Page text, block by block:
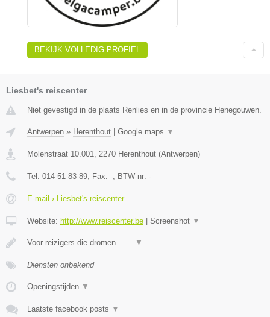
BEKIJK VOLLEDIG PROFIEL
Liesbet's reiscenter
Niet gevestigd in de plaats Renlies en in de provincie Henegouwen.
Antwerpen » Herenthout Google maps ▼
Molenstraat 10.001, 2270 Herenthout (Antwerpen)
Tel: 014 51 83 89, Fax: -, BTW-nr: -
E-mail › Liesbet's reiscenter
Website: http://www.reiscenter.be Screenshot ▼
Voor reizigers die dromen....... ▼
Diensten onbekend
Openingstijden ▼
Laatste facebook posts ▼